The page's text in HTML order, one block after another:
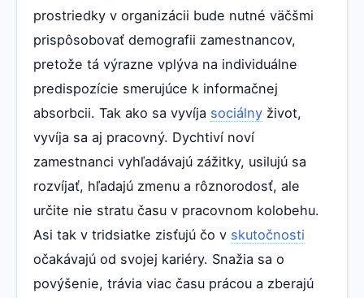
prostriedky v organizácii bude nutné väčšmi
prispôsobovať demografii zamestnancov,
pretože tá výrazne vplýva na individuálne
predispozície smerujúce k informačnej
absorbcii. Tak ako sa vyvíja sociálny život,
vyvíja sa aj pracovný. Dychtiví noví
zamestnanci vyhľadávajú zážitky, usilujú sa
rozvíjať, hľadajú zmenu a rôznorodosť, ale
určite nie stratu času v pracovnom kolobehu.
Asi tak v tridsiatke zisťujú čo v skutočnosti
očakávajú od svojej kariéry. Snažia sa o
povýšenie, trávia viac času prácou a zberajú